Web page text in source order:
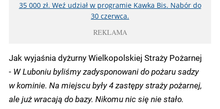
35 000 zł. Weź udział w programie Kawka Bis. Nabór do
30 czerwca.
REKLAMA
Jak wyjaśnia dyżurny Wielkopolskiej Straży Pożarnej
- W Luboniu byliśmy zadysponowani do pożaru sadzy
w kominie. Na miejscu były 4 zastępy straży pożarnej,
ale już wracają do bazy. Nikomu nic się nie stało.